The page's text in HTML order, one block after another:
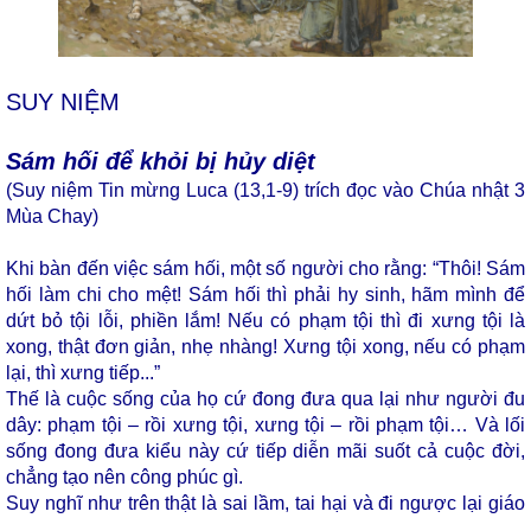
SUY NIỆM
Sám hối để khỏi bị hủy diệt
(Suy niệm Tin mừng Luca (13,1-9) trích đọc vào Chúa nhật 3
Mùa Chay)
Khi bàn đến việc sám hối, một số người cho rằng: “Thôi! Sám
hối làm chi cho mệt! Sám hối thì phải hy sinh, hãm mình để
dứt bỏ tội lỗi, phiền lắm! Nếu có phạm tội thì đi xưng tội là
xong, thật đơn giản, nhẹ nhàng! Xưng tội xong, nếu có phạm
lại, thì xưng tiếp...”
Thế là cuộc sống của họ cứ đong đưa qua lại như người đu
dây: phạm tội – rồi xưng tội, xưng tội – rồi phạm tội… Và lối
sống đong đưa kiểu này cứ tiếp diễn mãi suốt cả cuộc đời,
chẳng tạo nên công phúc gì.
Suy nghĩ như trên thật là sai lầm, tai hại và đi ngược lại giáo